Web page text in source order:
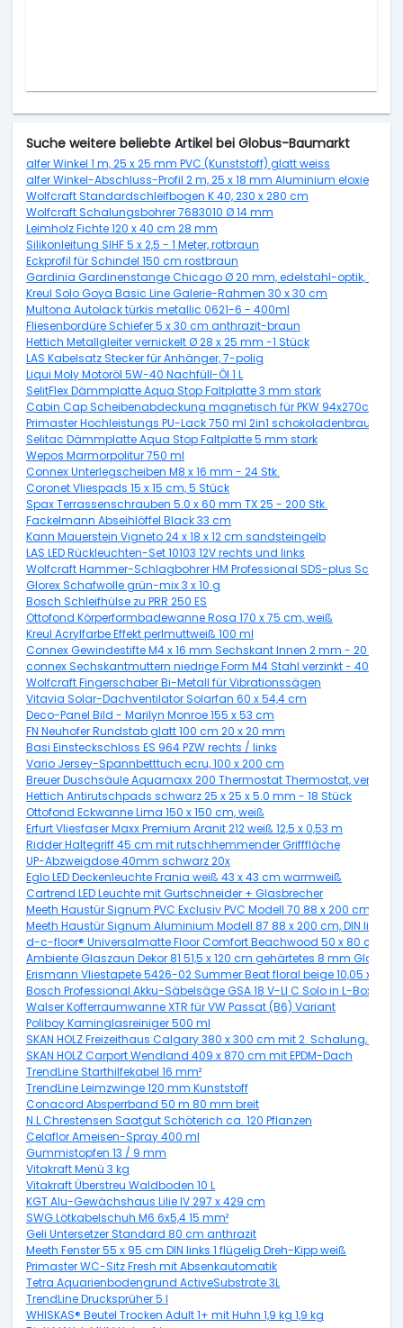
Suche weitere beliebte Artikel bei Globus-Baumarkt
alfer Winkel 1 m, 25 x 25 mm PVC (Kunststoff) glatt weiss
alfer Winkel-Abschluss-Profil 2 m, 25 x 18 mm Aluminium eloxiert
Wolfcraft Standardschleifbogen K 40, 230 x 280 cm
Wolfcraft Schalungsbohrer 7683010 Ø 14 mm
Leimholz Fichte 120 x 40 cm 28 mm
Silikonleitung SIHF 5 x 2,5 - 1 Meter, rotbraun
Eckprofil für Schindel 150 cm rostbraun
Gardinia Gardinenstange Chicago Ø 20 mm, edelstahl-optik, 160
Kreul Solo Goya Basic Line Galerie-Rahmen 30 x 30 cm
Multona Autolack türkis metallic 0621-6 - 400ml
Fliesenbordüre Schiefer 5 x 30 cm anthrazit-braun
Hettich Metallgleiter vernickelt Ø 28 x 25 mm -1 Stück
LAS Kabelsatz Stecker für Anhänger, 7-polig
Liqui Moly Motoröl 5W-40 Nachfüll-Öl 1 L
SelitFlex Dämmplatte Aqua Stop Faltplatte 3 mm stark
Cabin Cap Scheibenabdeckung magnetisch für PKW 94x270cm
Primaster Hochleistungs PU-Lack 750 ml 2in1 schokoladenbraun
Selitac Dämmplatte Aqua Stop Faltplatte 5 mm stark
Wepos Marmorpolitur 750 ml
Connex Unterlegscheiben M8 x 16 mm - 24 Stk.
Coronet Vliespads 15 x 15 cm, 5 Stück
Spax Terrassenschrauben 5.0 x 60 mm TX 25 - 200 Stk.
Fackelmann Abseihlöffel Black 33 cm
Kann Mauerstein Vigneto 24 x 18 x 12 cm sandsteingelb
LAS LED Rückleuchten-Set 10103 12V rechts und links
Wolfcraft Hammer-Schlagbohrer HM Professional SDS-plus Schaft
Glorex Schafwolle grün-mix 3 x 10 g
Bosch Schleifhülse zu PRR 250 ES
Ottofond Körperformbadewanne Rosa 170 x 75 cm, weiß
Kreul Acrylfarbe Effekt perlmuttweiß 100 ml
Connex Gewindestifte M4 x 16 mm Sechskant Innen 2 mm - 20 Stk.
connex Sechskantmuttern niedrige Form M4 Stahl verzinkt - 40 Stück
Wolfcraft Fingerschaber Bi-Metall für Vibrationssägen
Vitavia Solar-Dachventilator Solarfan 60 x 54,4 cm
Deco-Panel Bild - Marilyn Monroe 155 x 53 cm
FN Neuhofer Rundstab glatt 100 cm 20 x 20 mm
Basi Einsteckschloss ES 964 PZW rechts / links
Vario Jersey-Spannbetttuch ecru, 100 x 200 cm
Breuer Duschsäule Aquamaxx 200 Thermostat Thermostat,
Hettich Antirutschpads schwarz 25 x 25 x 5.0 mm - 18 Stück
Ottofond Eckwanne Lima 150 x 150 cm, weiß
Erfurt Vliesfaser Maxx Premium Aranit 212 weiß 12,5 x 0,53 m
Ridder Haltegriff 45 cm mit rutschhemmender Grifffläche
UP-Abzweigdose 40mm schwarz 20x
Eglo LED Deckenleuchte Frania weiß 43 x 43 cm warmweiß
Cartrend LED Leuchte mit Gurtschneider + Glasbrecher
Meeth Haustür Signum PVC Exclusiv PVC Modell 70 88 x 200 cm, DIN
Meeth Haustür Signum Aluminium Modell 87 88 x 200 cm, DIN links,
d-c-floor® Universalmatte Floor Comfort Beachwood 50 x 80 cm
Ambiente Glaszaun Dekor 81 51,5 x 120 cm gehärtetes 8 mm Glas
Erismann Vliestapete 5426-02 Summer Beat floral beige 10,05 x 0,53
Bosch Professional Akku-Säbelsäge GSA 18 V-LI C Solo in L-Boxx
Walser Kofferraumwanne XTR für VW Passat (B6) Variant
Poliboy Kaminglasreiniger 500 ml
SKAN HOLZ Freizeithaus Calgary 380 x 300 cm mit 2. Schalung, natur
SKAN HOLZ Carport Wendland 409 x 870 cm mit EPDM-Dach
TrendLine Starthilfekabel 16 mm²
TrendLine Leimzwinge 120 mm Kunststoff
Conacord Absperrband 50 m 80 mm breit
N.L.Chrestensen Saatgut Schöterich ca. 120 Pflanzen
Celaflor Ameisen-Spray 400 ml
Gummistopfen 13 / 9 mm
Vitakraft Menü 3 kg
Vitakraft Überstreu Waldboden 10 L
KGT Alu-Gewächshaus Lilie IV 297 x 429 cm
SWG Lötkabelschuh M6 6x5,4 15 mm²
Geli Untersetzer Standard 80 cm anthrazit
Meeth Fenster 55 x 95 cm DIN links 1 flügelig Dreh-Kipp weiß
Primaster WC-Sitz Fresh mit Absenkautomatik
Tetra Aquarienbodengrund ActiveSubstrate 3L
TrendLine Drucksprüher 5 l
WHISKAS® Beutel Trocken Adult 1+ mit Huhn 1,9 kg 1,9 kg